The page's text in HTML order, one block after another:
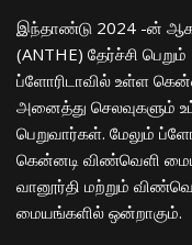
இந்தாண்டு 2024 -ன்
(ANTHE) தேர்ச்சி
ப்ளோரிடாவில் உள்ள
அனைத்து செலவுகளும்
பெறுவார்கள். மேலும்
கென்னடி விண்வெளி
வானூர்தி மற்றும்
மையங்களில் ஒன்றாகும்.